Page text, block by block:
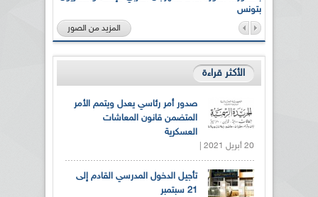
بتونس
المزيد من الصور
الأكثر قراءة
صدور أمر رئاسي يعدل ويتمم الأمر
المتضمن قانون المعاشات
العسكرية
20 أبريل 2021 |
تأجيل الدخول المدرسي القادم إلى
21 سبتمبر